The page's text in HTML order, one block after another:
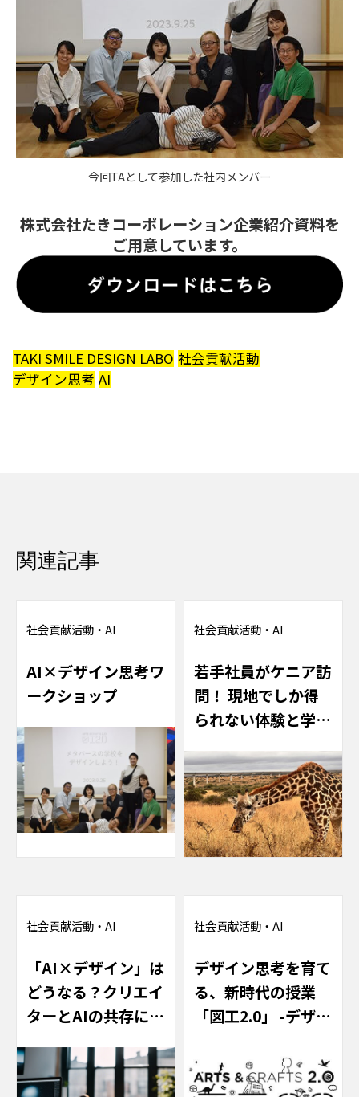
今回TAとして参加した社内メンバー
株式会社たきコーポレーション企業紹介資料を
ご用意しています。
TAKI SMILE DESIGN LABO 社会貢献活動
デザイン思考 AI
関連記事
社会貢献活動 ・AI
AI×デザイン思考ワ
ークショップ
社会貢献活動・ AI
若手社員がケニア訪
問！ 現地でしか得
られない体験と学
社会貢献活動 ・AI
「AI×デザイン」は
どうなる？クリエイ
ターとAIの共存につ
社会貢献活動・ AI
デザイン思考を育て
る、新時代の授業
「図工2.0」 -デザイ